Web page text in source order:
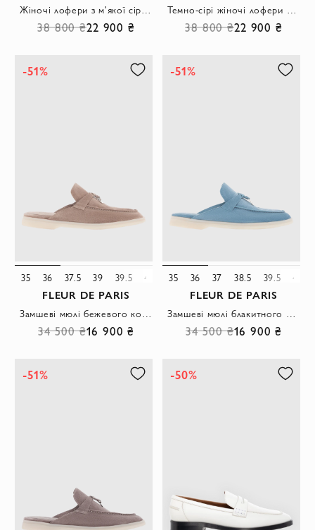
38 800 ₴22 900 ₴ 38 800 ₴22 900 ₴
-51%
35 36 37.5 39 39.5 41
FLEUR DE PARIS
34 500 ₴16 900 ₴
-51%
35 36 37 38.5 39.5 40
FLEUR DE PARIS
34 500 ₴16 900 ₴
-51% -50%